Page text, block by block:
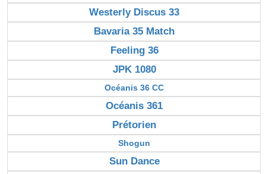
Westerly Discus 33
Bavaria 35 Match
Feeling 36
JPK 1080
Océanis 36 CC
Océanis 361
Prétorien
Shogun
Sun Dance